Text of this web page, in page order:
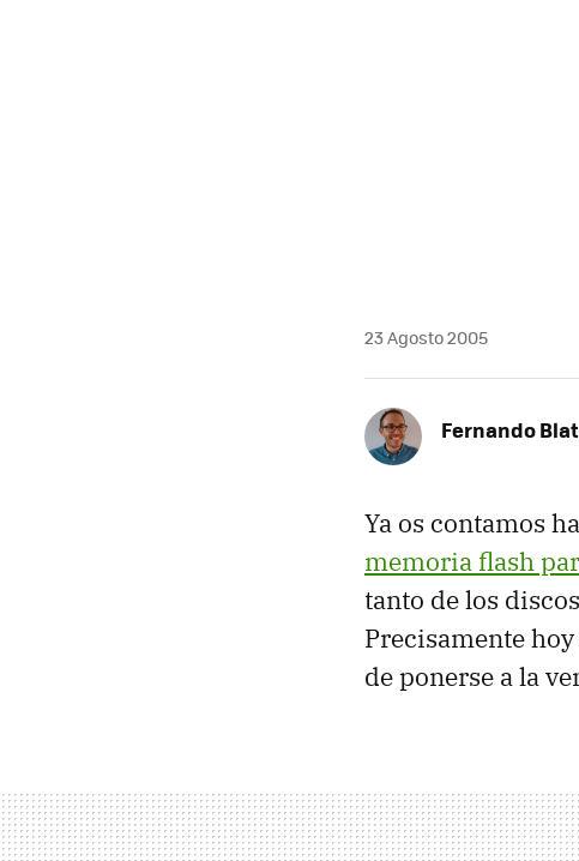
23 Agosto 2005
Fernando Blat
Ya os contamos
memoria flash
tanto de los discos
Precisamente
de ponerse a la